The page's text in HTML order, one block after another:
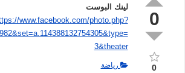
0
0
لينك البوست
www.facebook.com/photo.php?
3&theater
رياضة